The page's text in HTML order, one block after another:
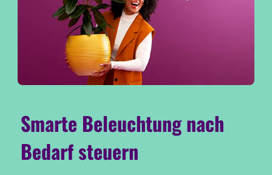
Smarte Beleuchtung nach
Bedarf steuern